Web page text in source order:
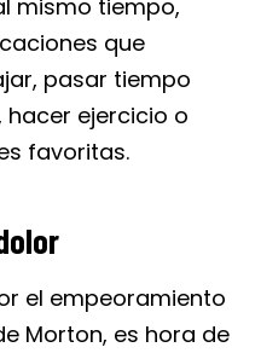
mismo tiempo,
que
pasar tiempo
hacer ejercicio o
favoritas.
el empeoramiento
Morton, es hora de